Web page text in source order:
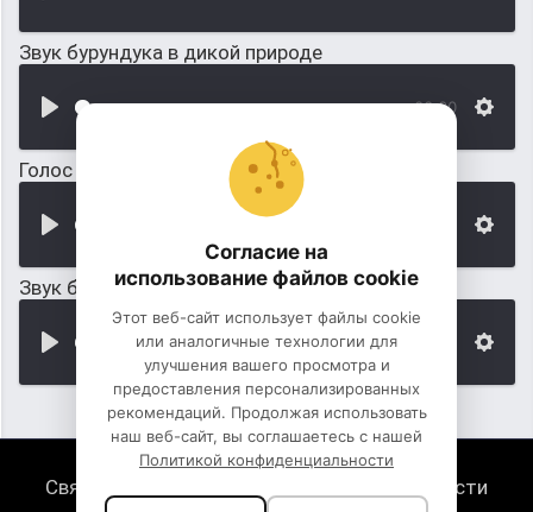
Звук бурундука в дикой природе
00:00
Голос белки в дикой природе
Звук быка в дикой природе
Связь с нами
Политика конфиденциальности
Согласие на
использование файлов cookie
Этот веб-сайт использует файлы cookie
или аналогичные технологии для
улучшения вашего просмотра и
предоставления персонализированных
рекомендаций. Продолжая использовать
наш веб-сайт, вы соглашаетесь с нашей
Политикой конфиденциальности